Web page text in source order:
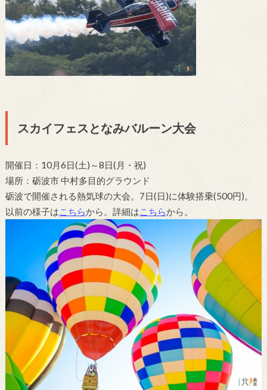
スカイフェスとなみバルーン大会
開催日：10月6日(土)～8日(月・祝)
場所：砺波市 中村多目的グラウンド
砺波で開催される熱気球の大会。7日(日)に体験搭乗(500円)。
以前の様子はこちらから。詳細はこちらから。